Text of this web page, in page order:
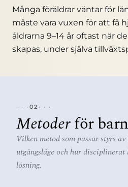
Många föräldrar väntar för
måste vara vuxen för att få
åldrarna 9–14 år oftast när
skapas, under själva
02
Metoderför barn
Vilken metod som passar styrs
utgångsläge och hur
lösning.